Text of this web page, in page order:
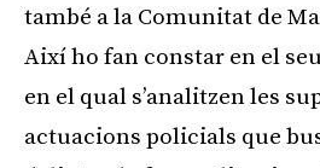
també a la Comunitat de
Així ho fan constar en el seu
en el qual s’analitzen les
actuacions policials que